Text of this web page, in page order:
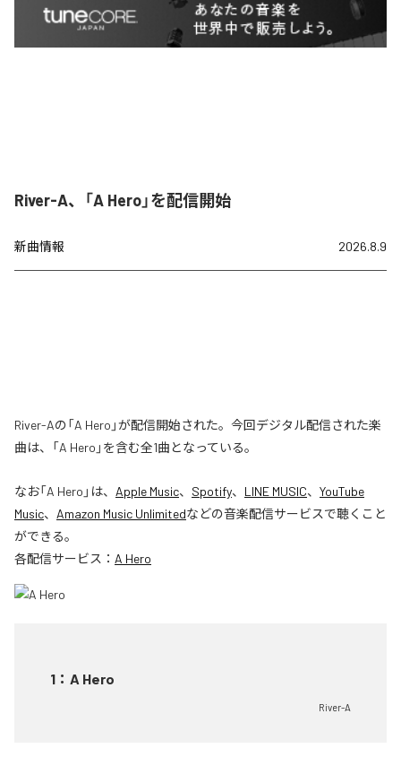
River-A、「A Hero」を配信開始
新曲情報 2026.8.9
River-Aの「A Hero」が配信開始された。今回デジタル配信された楽
曲は、「A Hero」を含む全1曲となっている。
なお「A Hero 」は、 Apple Music、 Spotify、 LINE MUSIC、 YouTube
Music、 Amazon Music Unlimitedなどの音楽配信サービスで聴くこと
ができる。
各配信サービス： A Hero
1 ： A Hero
River-A